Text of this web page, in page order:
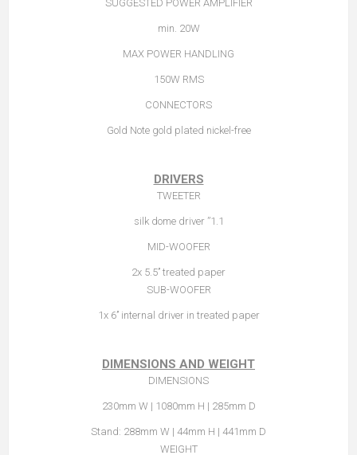
SUGGESTED POWER AMPLIFIER
min. 20W
MAX POWER HANDLING
150W RMS
CONNECTORS
Gold Note gold plated nickel-free
DRIVERS
TWEETER
1.1” silk dome driver
MID-WOOFER
2x 5.5’’ treated paper
SUB-WOOFER
1x 6’’ internal driver in treated paper
DIMENSIONS AND WEIGHT
DIMENSIONS
230mm W | 1080mm H | 285mm D
Stand: 288mm W | 44mm H | 441mm D
WEIGHT